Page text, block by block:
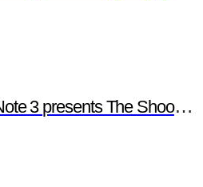
The Shoot - Behind the scenes